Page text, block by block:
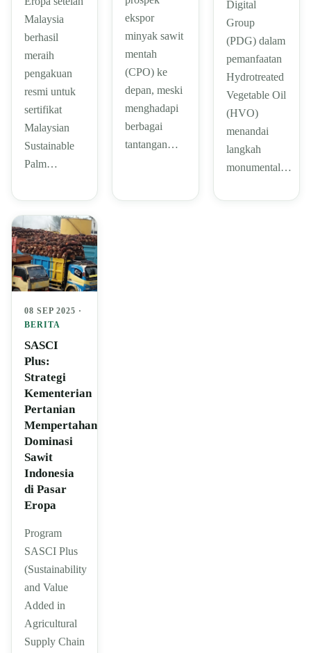
Malaysia
berhasil
meraih
pengakuan
resmi untuk
sertifikat
Malaysian
Sustainable
Palm…
ekspor
minyak sawit
mentah
(CPO) ke
depan, meski
menghadapi
berbagai
tantangan…
Digital
Group
(PDG) dalam
pemanfaatan
Hydrotreated
Vegetable Oil
(HVO)
menandai
langkah
monumental…
08 SEP 2025 ·
BERITA
SASCI
Plus:
Strategi
Kementerian
Pertanian
Mempertahankan
Dominasi
Sawit
Indonesia
di Pasar
Eropa
Program
SASCI Plus
(Sustainability
and Value
Added in
Agricultural
Supply Chain